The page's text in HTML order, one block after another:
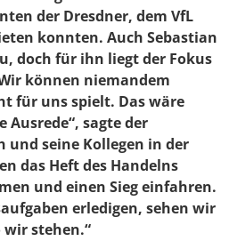
der Dresdner, dem VfL
konnten. Auch Sebastian
doch für ihn liegt der Fokus
können niemandem
für uns spielt. Das wäre
Ausrede“, sagte der
und seine Kollegen in der
das Heft des Handelns
und einen Sieg einfahren.
erledigen, sehen wir
wir stehen.“